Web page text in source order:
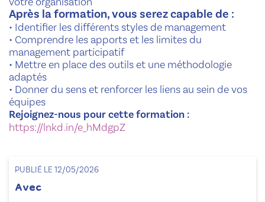
PUBLIÉ LE 12/05/2026
Avec
Après la formation, vous serez capable de :
• Identifier les différents styles de management
• Comprendre les apports et les limites du
management participatif
• Mettre en place des outils et une méthodologie
adaptés
• Donner du sens et renforcer les liens au sein de vos
équipes
Rejoignez-nous pour cette formation :
https://lnkd.in/e_hMdgpZ